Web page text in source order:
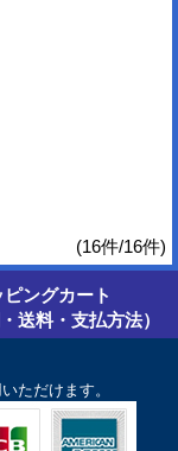
(16件/16件)
ピングカート
送料・支払方法）
ただけます。